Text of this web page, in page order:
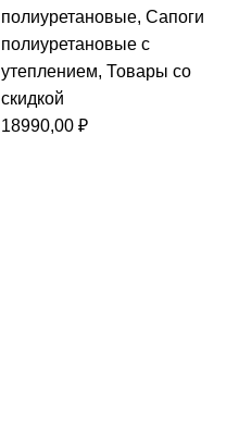
полиуретановые, Сапоги
полиуретановые с
утеплением, Товары со
скидкой
18990,00 ₽